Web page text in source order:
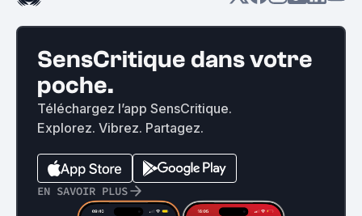
SensCritique dans votre
poche.
Téléchargez l’app SensCritique.
Explorez. Vibrez. Partagez.
EN SAVOIR PLUS